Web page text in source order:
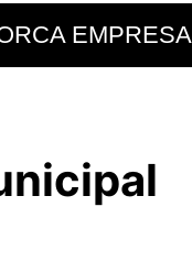
EMPRESA